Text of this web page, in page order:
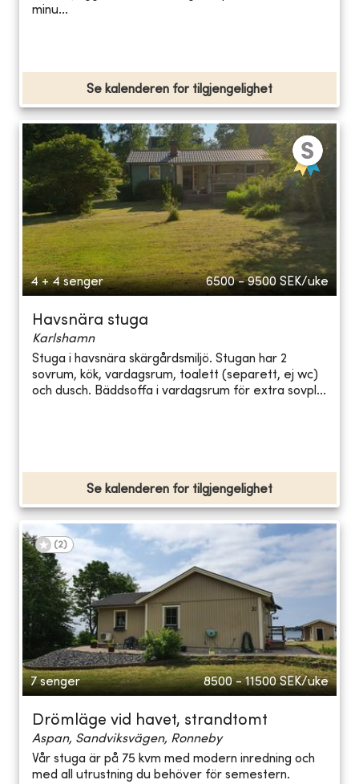
minu...
Se kalenderen for tilgjengelighet
4 + 4 senger 6500 - 9500 SEK/uke
Havsnära stuga
Karlshamn
Stuga i havsnära skärgårdsmiljö. Stugan har 2
sovrum, kök, vardagsrum, toalett (separett, ej wc)
och dusch. Bäddsoffa i vardagsrum för extra sovpl...
Se kalenderen for tilgjengelighet
(2)
7 senger 8500 - 11500 SEK/uke
Drömläge vid havet, strandtomt
Aspan, Sandviksvägen, Ronneby
Vår stuga är på 75 kvm med modern inredning och
med all utrustning du behöver för semestern.